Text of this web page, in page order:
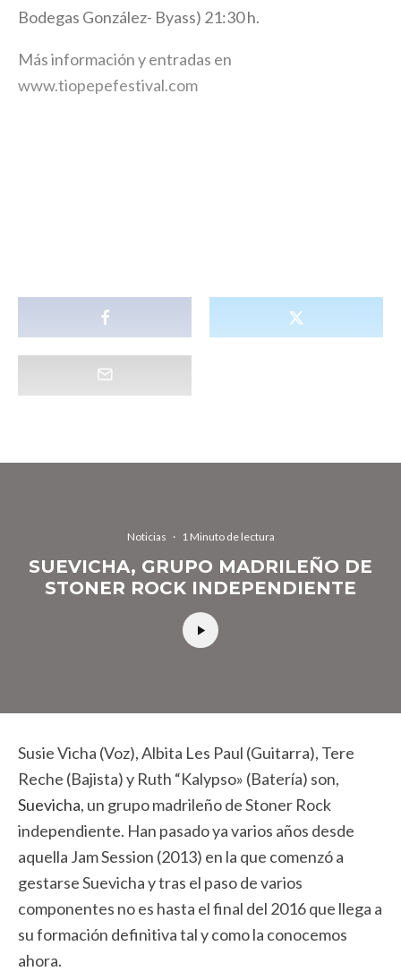
Bodegas González- Byass) 21:30 h.
Más información y entradas en
www.tiopepefestival.com
Noticias · 1 Minuto de lectura
SUEVICHA, GRUPO MADRILEÑO DE
STONER ROCK INDEPENDIENTE
Susie Vicha (Voz), Albita Les Paul (Guitarra), Tere
Reche (Bajista) y Ruth “Kalypso» (Batería) son,
Suevicha, un grupo madrileño de Stoner Rock
independiente. Han pasado ya varios años desde
aquella Jam Session (2013) en la que comenzó a
gestarse Suevicha y tras el paso de varios
componentes no es hasta el final del 2016 que llega a
su formación definitiva tal y como la conocemos
ahora.